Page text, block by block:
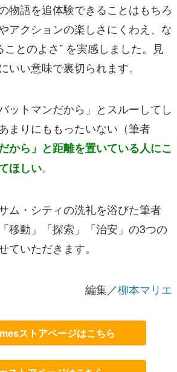
物語を追体験できることはもちろ
アクションの楽しさにくわえ、な
ことのよさ” を実感しました。見
いい意味で裏切られます。
ットマンだから」とスルーしてし
まりにももったいない（筆者
から」と距離を置いている人にこ
ほしい。
ム・シティの洗礼を浴びた筆者
移動」「探索」「治安」の3つの
ていただきます。
編集／柳本マリエ
ストアページはこちら